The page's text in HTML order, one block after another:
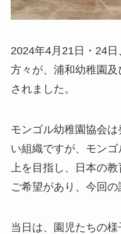
2024年4月21日・24
方々が、浦和幼稚園
されました。
モンゴル幼稚園協会
い組織ですが、モン
上を目指し、日本の
ご希望があり、今回の
当日は、園児たちの